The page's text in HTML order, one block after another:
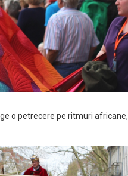
o petrecere pe ritmuri africane,